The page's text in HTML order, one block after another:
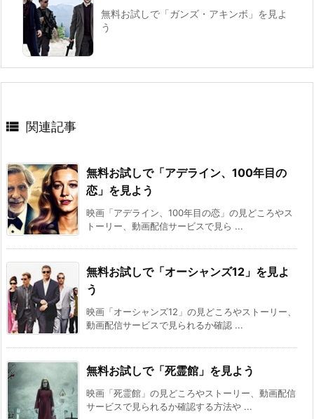
無料お試しで「ガンズ・アキンボ」を見よ
う
 関連記事
無料お試しで「アデライン、100年目の
恋」を見よう
映画「アデライン、100年目の恋」の見どころやス
トーリー、動画配信サービスで見ら ...
無料お試しで「オーシャンズ12」を見よ
う
映画「オーシャンズ12」の見どころやストーリー、
動画配信サービスで見られるか確認 ...
無料お試しで「死霊館」を見よう
映画「死霊館」の見どころやストーリー、動画配信
サービスで見られるか確認する方法や ...